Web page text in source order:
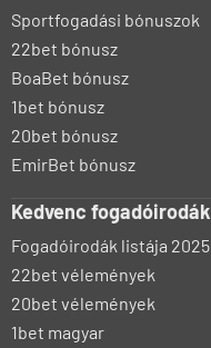
Sportfogadási bónuszok
22bet bónusz
BoaBet bónusz
1bet bónusz
20bet bónusz
EmirBet bónusz
Kedvenc fogadóirodák
Fogadóirodák listája 2025
22bet vélemények
20bet vélemények
1bet magyar